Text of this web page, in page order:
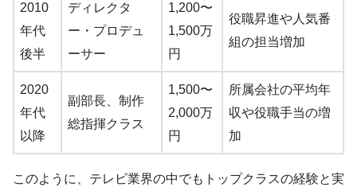
2010
年代
後半
ディレクタ
ー・プロデュ
ーサー
1,200〜
1,500万
円
役職昇進や人気番
組の担当増加
2020
年代
以降
副部長、制作
総指揮クラス
1,500〜
2,000万
円
所属会社の平均年
収や役職手当の増
加
このように、テレビ業界の中でもトップクラスの経験と実